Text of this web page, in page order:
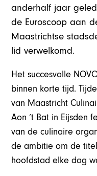
anderhalf jaar
de Euroscoop aan
Maastrichtse
lid verwelkomd.
Het succesvolle
binnen korte tijd.
van Maastricht
Aon ’t Bat in Eijsden
van de culinaire
de ambitie om de
hoofdstad elke dag